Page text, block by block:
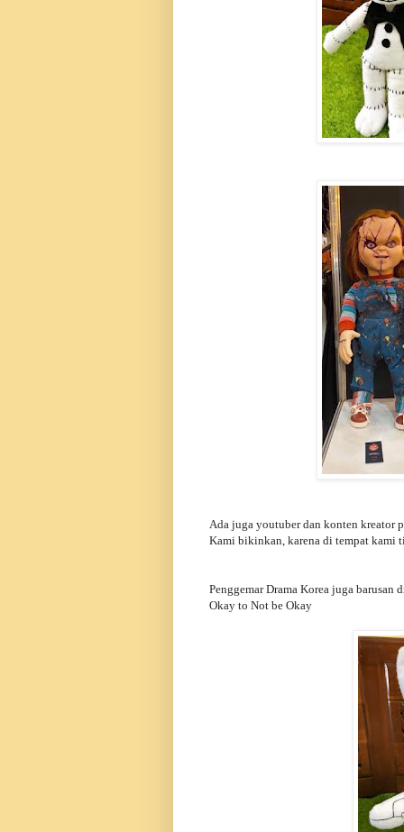
Ada juga youtuber dan konten kreator
Kami bikinkan, karena di tempat kami
Penggemar Drama Korea juga
Okay to Not be Okay